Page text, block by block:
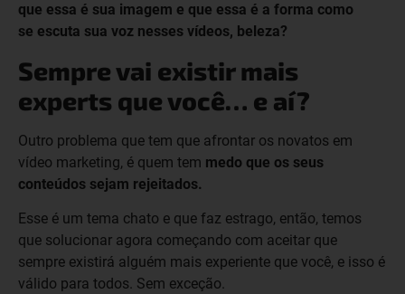
que essa é sua imagem e que essa é a forma como
se escuta sua voz nesses vídeos, beleza?
Sempre vai existir mais
experts que você… e aí?
Outro problema que tem que afrontar os novatos em
vídeo marketing, é quem tem medo que os seus
conteúdos sejam rejeitados.
Esse é um tema chato e que faz estrago, então, temos
que solucionar agora começando com aceitar que
sempre existirá alguém mais experiente que você, e isso é
válido para todos. Sem exceção.